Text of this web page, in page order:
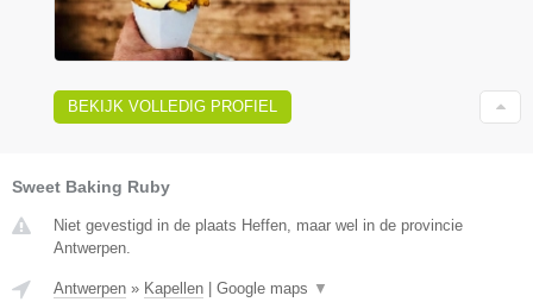
BEKIJK VOLLEDIG PROFIEL
Sweet Baking Ruby
Niet gevestigd in de plaats Heffen, maar wel in de provincie
Antwerpen.
Antwerpen » Kapellen Google maps ▼